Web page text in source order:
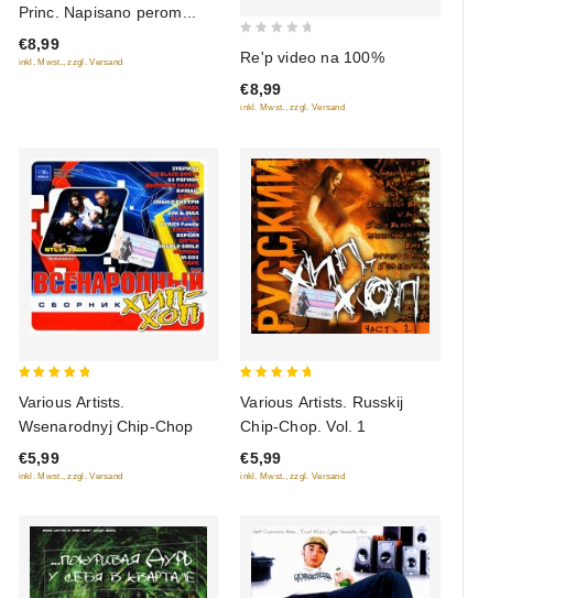
of
5
Princ. Napisano perom...
€8,99
inkl. Mwst., zzgl. Versand
of
5
Re'p video na 100%
€8,99
inkl. Mwst., zzgl. Versand
Various Artists.
Wsenarodnyj Chip-Chop
€5,99
inkl. Mwst., zzgl. Versand
Various Artists. Russkij
Chip-Chop. Vol. 1
€5,99
inkl. Mwst., zzgl. Versand